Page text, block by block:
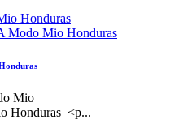
Mio
Honduras <p...